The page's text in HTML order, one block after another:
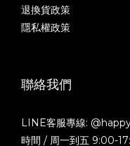
退換貨政策
隱私權政策
聯絡我們
LINE客服專線:
時間 / 周一到五 9:00-